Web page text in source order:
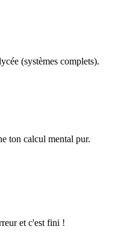
(systèmes complets).
ton calcul mental pur.
et c'est fini !